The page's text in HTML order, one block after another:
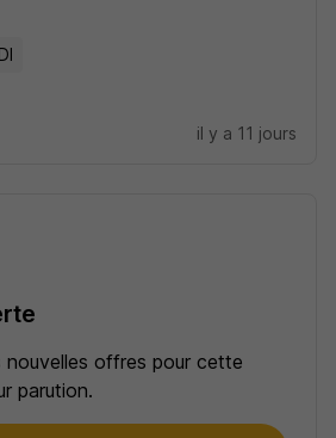
il y a 11 jours
offres pour cette
parution.